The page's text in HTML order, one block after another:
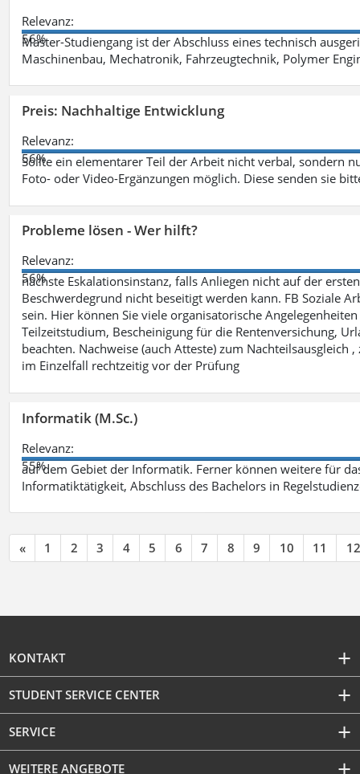
Relevanz:
56%
Master-Studiengang ist der Abschluss eines technisch
Maschinenbau, Mechatronik, Fahrzeugtechnik, Polymer
Preis: Nachhaltige Entwicklung
Relevanz:
56%
Sollte ein elementarer Teil der Arbeit nicht verbal, sondern
Foto- oder Video-Ergänzungen möglich. Diese senden sie
Probleme lösen - Wer hilft?
Relevanz:
56%
nächste Eskalationsinstanz, falls Anliegen nicht auf der
Beschwerdegrund nicht beseitigt werden kann. FB Soziale
sein. Hier können Sie viele organisatorische
Teilzeitstudium, Bescheinigung für die Rentenversichung,
beachten. Nachweise (auch Atteste) zum Nachteilsausgleich
im Einzelfall rechtzeitig vor der Prüfung
Informatik (M.Sc.)
Relevanz:
55%
auf dem Gebiet der Informatik. Ferner können weitere für
Informatiktätigkeit, Abschluss des Bachelors in
« 1 2 3 4 5 6 7 8 9 10 11 12
KONTAKT
STUDENT SERVICE CENTER
SERVICE
WEITERE ANGEBOTE